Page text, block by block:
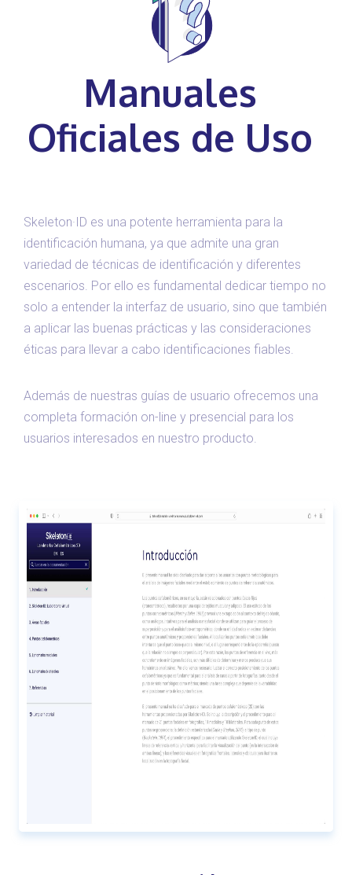
Manuales
Oficiales de Uso
Skeleton·ID es una potente herramienta para la
identificación humana, ya que admite una gran
variedad de técnicas de identificación y diferentes
escenarios. Por ello es fundamental dedicar tiempo no
solo a entender la interfaz de usuario, sino que también
a aplicar las buenas prácticas y las consideraciones
éticas para llevar a cabo identificaciones fiables.
Además de nuestras guías de usuario ofrecemos una
completa formación on-line y presencial para los
usuarios interesados en nuestro producto.